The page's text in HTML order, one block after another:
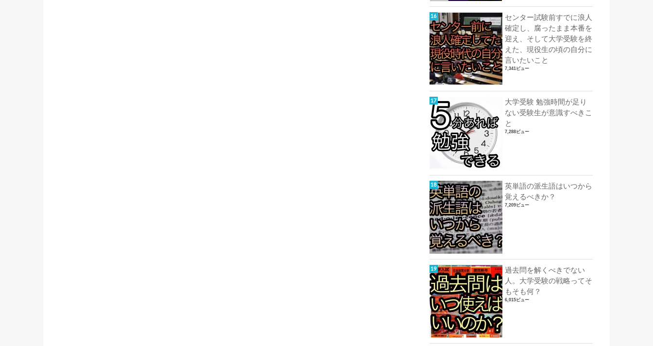
センター試験前すでに浪人
確定し、腐ったまま本番を
迎え、そして大学受験を終
えた、現役生の頃の自分に
言いたいこと
7,341ビュー
大学受験 勉強時間が足り
ない受験生が意識すべきこ
と
7,288ビュー
英単語の派生語はいつから
覚えるべきか？
7,209ビュー
過去問を解くべきでない
人。大学受験の戦略ってそ
もそも何？
6,015ビュー